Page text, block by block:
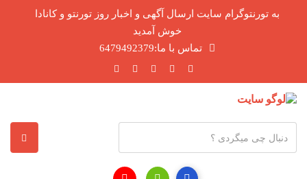
به تورنتوگرام سایت ارسال آگهی و اخبار روز تورنتو و کانادا
خوش آمدید
تماس با ما:6479492379